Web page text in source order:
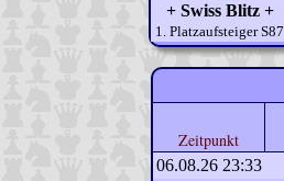
+ Swiss Blitz +
1. Platzaufsteiger S87
Zeitpunkt
06.08.26 23:33